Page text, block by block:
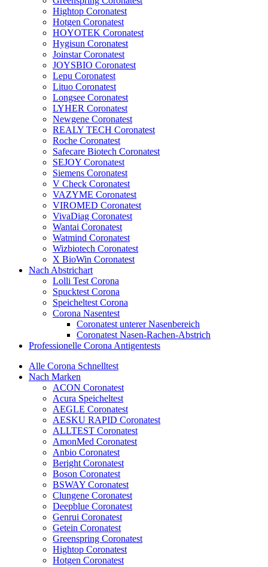
Hightop Coronatest
Hotgen Coronatest
HOYOTEK Coronatest
Hygisun Coronatest
Joinstar Coronatest
JOYSBIO Coronatest
Lepu Coronatest
Lituo Coronatest
Longsee Coronatest
LYHER Coronatest
Newgene Coronatest
REALY TECH Coronatest
Roche Coronatest
Safecare Biotech Coronatest
SEJOY Coronatest
Siemens Coronatest
V Check Coronatest
VAZYME Coronatest
VIROMED Coronatest
VivaDiag Coronatest
Wantai Coronatest
Watmind Coronatest
Wizbiotech Coronatest
X BioWin Coronatest
Nach Abstrichart
Lolli Test Corona
Spucktest Corona
Speicheltest Corona
Corona Nasentest
Coronatest unterer Nasenbereich
Coronatest Nasen-Rachen-Abstrich
Professionelle Corona Antigentests
Alle Corona Schnelltest
Nach Marken
ACON Coronatest
Acura Speicheltest
AEGLE Coronatest
AESKU RAPID Coronatest
ALLTEST Coronatest
AmonMed Coronatest
Anbio Coronatest
Beright Coronatest
Boson Coronatest
BSWAY Coronatest
Clungene Coronatest
Deepblue Coronatest
Genrui Coronatest
Getein Coronatest
Greenspring Coronatest
Hightop Coronatest
Hotgen Coronatest